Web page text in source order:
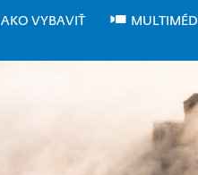
AKO VYBAVIŤ